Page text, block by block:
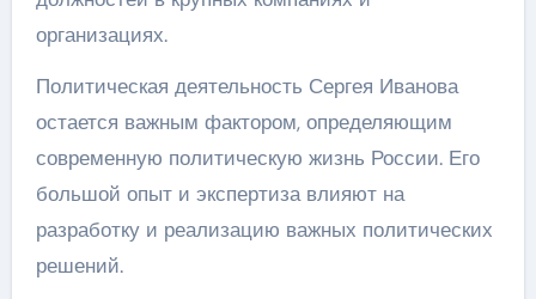
организациях.
Политическая деятельность Сергея Иванова
остается важным фактором, определяющим
современную политическую жизнь России. Его
большой опыт и экспертиза влияют на
разработку и реализацию важных политических
решений.